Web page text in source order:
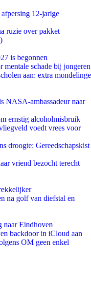
12-jarige
ruzie over pakket
is begonnen
schade bij jongeren
aan: extra mondelinge
NASA-ambassadeur naar
ernstig alcoholmisbruik
voedt vrees voor
droogte: Gereedschapskist
vriend bezocht terecht
na golf van diefstal en
naar Eindhoven
backdoor in iCloud aan
OM geen enkel